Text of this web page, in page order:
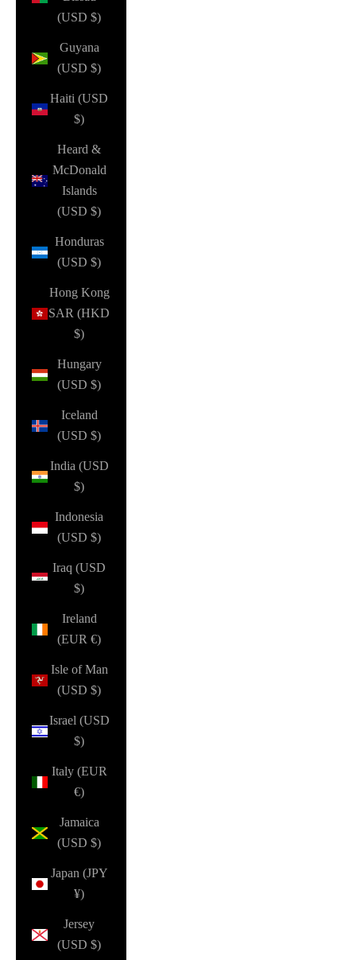
(USD $)
Guyana
(USD $)
Haiti (USD
$)
Heard &
McDonald
Islands
(USD $)
Honduras
(USD $)
Hong Kong
SAR (HKD
$)
Hungary
(USD $)
Iceland
(USD $)
India (USD
$)
Indonesia
(USD $)
Iraq (USD
$)
Ireland
(EUR €)
Isle of Man
(USD $)
Israel (USD
$)
Italy (EUR
€)
Jamaica
(USD $)
Japan (JPY
¥)
Jersey
(USD $)